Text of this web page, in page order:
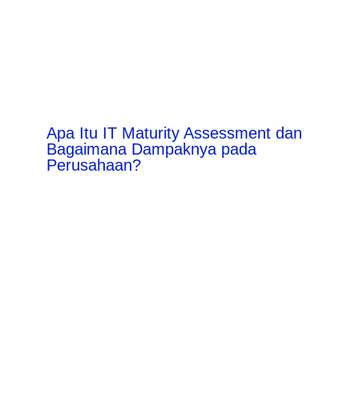
Apa Itu IT Maturity Assessment dan
Bagaimana Dampaknya pada
Perusahaan?